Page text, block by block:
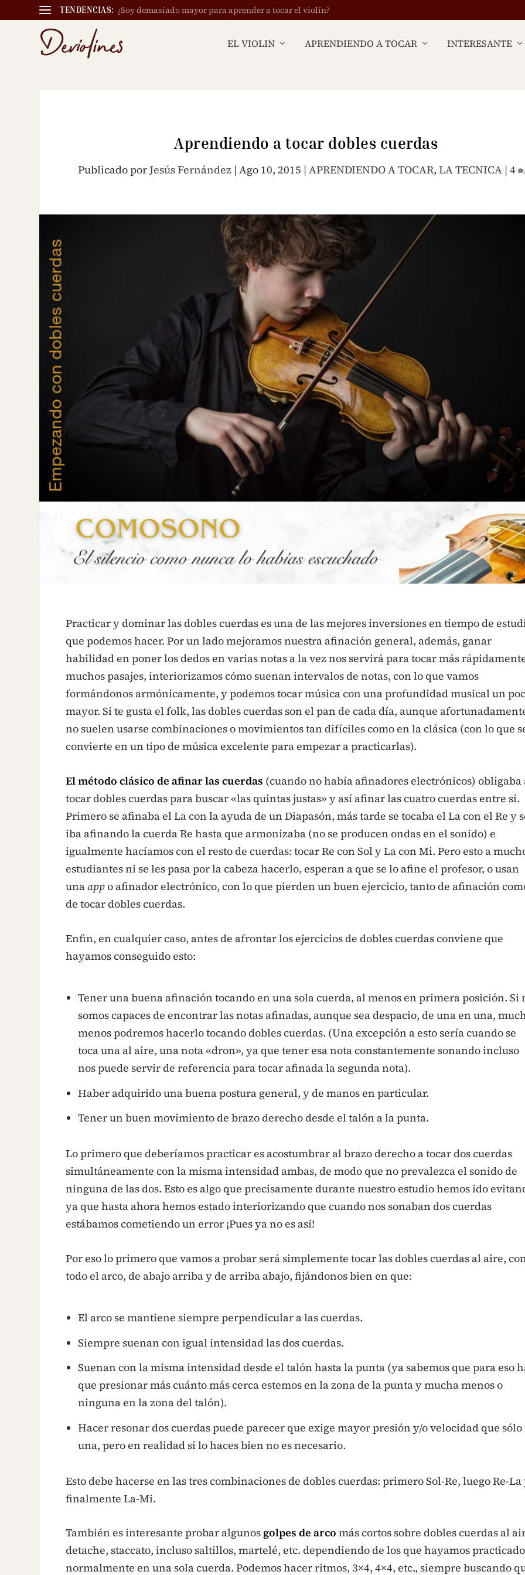
TENDENCIAS: ¿Soy demasiado mayor para aprender a tocar el violín?
EL VIOLIN APRENDIENDO A TOCAR INTERESANTE
Aprendiendo a tocar dobles cuerdas
Publicado porJesús Fernández |Ago 10, 2015 |APRENDIENDO A TOCAR,LA TECNICA |4
Practicar y dominar las dobles cuerdas es una de las mejores inversiones en tiempo de
que podemos hacer. Por un lado mejoramos nuestra afinación general, además, ganar
habilidad en poner los dedos en varias notas a la vez nos servirá para tocar más
muchos pasajes, interiorizamos cómo suenan intervalos de notas, con lo que vamos
formándonos armónicamente, y podemos tocar música con una profundidad musical un
mayor. Si te gusta el folk, las dobles cuerdas son el pan de cada día, aunque
no suelen usarse combinaciones o movimientos tan difíciles como en la clásica (con lo que
convierte en un tipo de música excelente para empezar a practicarlas).
El método clásico de afinar las cuerdas (cuando no había afinadores electrónicos) obligaba
tocar dobles cuerdas para buscar «las quintas justas» y así afinar las cuatro cuerdas entre sí.
Primero se afinaba el La con la ayuda de un Diapasón, más tarde se tocaba el La con el Re y
iba afinando la cuerda Re hasta que armonizaba (no se producen ondas en el sonido) e
igualmente hacíamos con el resto de cuerdas: tocar Re con Sol y La con Mi. Pero esto a
estudiantes ni se les pasa por la cabeza hacerlo, esperan a que se lo afine el profesor, o usan
unaappo afinador electrónico, con lo que pierden un buen ejercicio, tanto de afinación
de tocar dobles cuerdas.
Enfin, en cualquier caso, antes de afrontar los ejercicios de dobles cuerdas conviene que
hayamos conseguido esto:
Tener una buena afinación tocando en una sola cuerda, al menos en primera posición. Si
somos capaces de encontrar las notas afinadas, aunque sea despacio, de una en una,
menos podremos hacerlo tocando dobles cuerdas. (Una excepción a esto sería cuando se
toca una al aire, una nota «dron», ya que tener esa nota constantemente sonando incluso
nos puede servir de referencia para tocar afinada la segunda nota).
Haber adquirido una buena postura general, y de manos en particular.
Tener un buen movimiento de brazo derecho desde el talón a la punta.
Lo primero que deberíamos practicar es acostumbrar al brazo derecho a tocar dos cuerdas
simultáneamente con la misma intensidad ambas, de modo que no prevalezca el sonido de
ninguna de las dos. Esto es algo que precisamente durante nuestro estudio hemos ido
ya que hasta ahora hemos estado interiorizando que cuando nos sonaban dos cuerdas
estábamos cometiendo un error ¡Pues ya no es así!
Por eso lo primero que vamos a probar será simplemente tocar las dobles cuerdas al aire,
todo el arco, de abajo arriba y de arriba abajo, fijándonos bien en que:
El arco se mantiene siempre perpendicular a las cuerdas.
Siempre suenan con igual intensidad las dos cuerdas.
Suenan con la misma intensidad desde el talón hasta la punta (ya sabemos que para eso
que presionar más cuánto más cerca estemos en la zona de la punta y mucha menos o
ninguna en la zona del talón).
Hacer resonar dos cuerdas puede parecer que exige mayor presión y/o velocidad que sólo
una, pero en realidad si lo haces bien no es necesario.
Esto debe hacerse en las tres combinaciones de dobles cuerdas: primero Sol-Re, luego Re-La
finalmente La-Mi.
También es interesante probar algunos golpes de arco más cortos sobre dobles cuerdas al
detache, staccato, incluso saltillos, martelé, etc. dependiendo de los que hayamos practicado
normalmente en una sola cuerda. Podemos hacer ritmos, 3×4, 4×4, etc., siempre buscando